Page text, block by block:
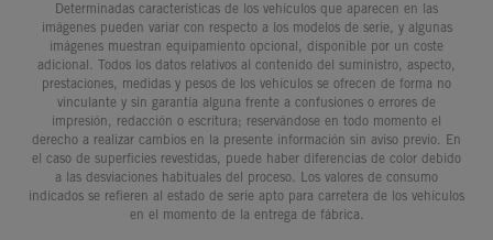
Determinadas características de los vehículos que aparecen en las
imágenes pueden variar con respecto a los modelos de serie, y algunas
imágenes muestran equipamiento opcional, disponible por un coste
adicional. Todos los datos relativos al contenido del suministro, aspecto,
prestaciones, medidas y pesos de los vehículos se ofrecen de forma no
vinculante y sin garantía alguna frente a confusiones o errores de
impresión, redacción o escritura; reservándose en todo momento el
derecho a realizar cambios en la presente información sin aviso previo. En
el caso de superficies revestidas, puede haber diferencias de color debido
a las desviaciones habituales del proceso. Los valores de consumo
indicados se refieren al estado de serie apto para carretera de los vehículos
en el momento de la entrega de fábrica.